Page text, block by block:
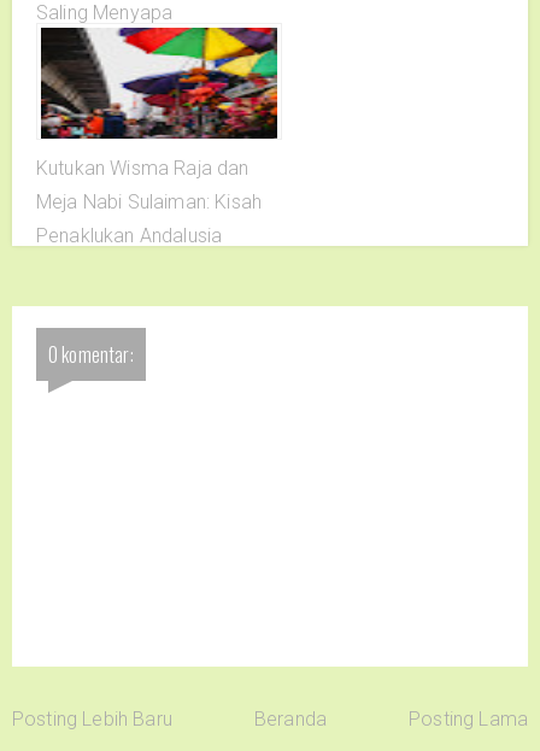
Saling Menyapa
Kutukan Wisma Raja dan
Meja Nabi Sulaiman: Kisah
Penaklukan Andalusia
0 komentar:
Posting Lebih Baru Beranda Posting Lama